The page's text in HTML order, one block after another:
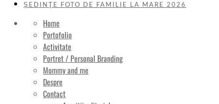
ŞEDINŢE FOTO DE FAMILIE LA MARE 2026
Home
Portofolio
Activitate
Portret / Personal Branding
Mommy and me
Despre
Contact